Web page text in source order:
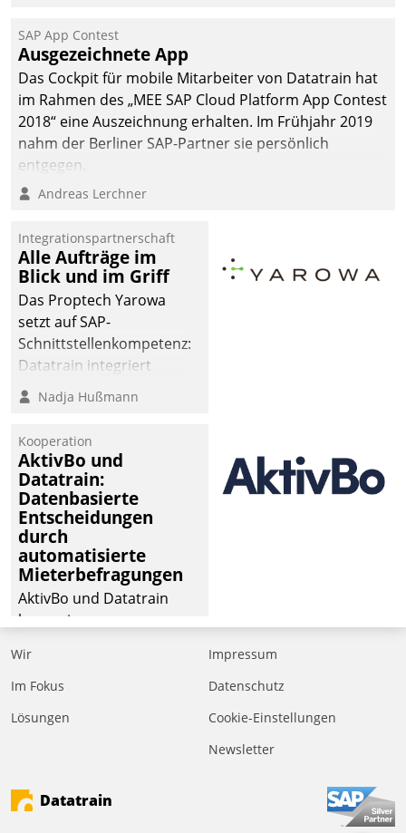
SAP App Contest
Ausgezeichnete App
Das Cockpit für mobile Mitarbeiter von Datatrain hat
im Rahmen des „MEE SAP Cloud Platform App Contest
2018“ eine Auszeichnung erhalten. Im Frühjahr 2019
nahm der Berliner SAP-Partner sie persönlich
entgegen.
Andreas Lerchner
Integrationspartnerschaft
Alle Aufträge im
Blick und im Griff
Das Proptech Yarowa
setzt auf SAP-
Schnittstellenkompetenz:
Datatrain integriert
Yarowas Portal zur
Vergabe und Verwaltung
operativen
Instandhaltung in die
SAP-Systemlandschaft
deutscher
Wohnungsunternehmen
– und beschleunigt damit
den Weg vom
Mieteranliegen zum
Dienstleisterauftrag.
Nadja Hußmann
Kooperation
AktivBo und
Datatrain:
Datenbasierte
Entscheidungen
durch
automatisierte
Mieterbefragungen
AktivBo und Datatrain
kooperieren –
profitieren: Die nahtlose
Integration der Lösungen
Datatrain ermöglicht
Mieterbefragungen – eine
starke Grundlage für
Wir
Im Fokus
Lösungen
Impressum
Datenschutz
Cookie-Einstellungen
Newsletter
Datatrain